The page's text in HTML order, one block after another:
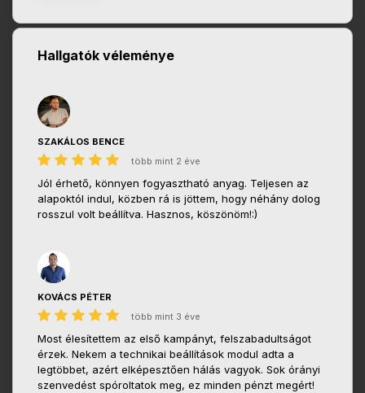
Hallgatók véleménye
SZAKÁLOS BENCE
több mint 2 éve
Jól érhető, könnyen fogyasztható anyag. Teljesen az
alapoktól indul, közben rá is jöttem, hogy néhány dolog
rosszul volt beállítva. Hasznos, köszönöm!:)
KOVÁCS PÉTER
több mint 3 éve
Most élesítettem az első kampányt, felszabadultságot
érzek. Nekem a technikai beállítások modul adta a
legtöbbet, azért elképesztően hálás vagyok. Sok órányi
szenvedést spóroltatok meg, ez minden pénzt megért!